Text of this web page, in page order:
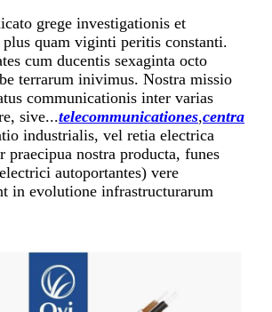
grege investigationis et
plus quam viginti peritis constanti.
cum ducentis sexaginta octo
terrarum inivimus. Nostra missio
communicationis inter varias
sive...telecommunicationes,centra
industrialis, vel retia electrica
nostra producta, funes
autoportantes) vere
in evolutione infrastructurarum